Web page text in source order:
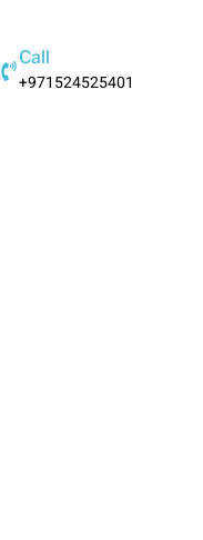
Call
+971524525401